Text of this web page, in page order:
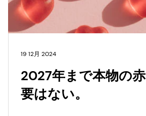
19 12月 2024
2027年まで本物の
要はない。